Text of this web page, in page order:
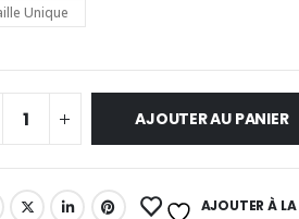
Unique
AJOUTER AU PANIER
AJOUTER À LA